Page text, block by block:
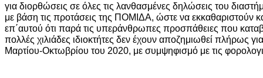
για διορθώσεις σε όλες τις λανθασμένες δηλώσεις του
με βάση τις προτάσεις της ΠΟΜΙΔΑ, ώστε να εκκαθαριστούν
επ΄αυτού ότι παρά τις υπεράνθρωπες προσπάθειες που
πολλές χιλιάδες ιδιοκτήτες δεν έχουν αποζημιωθεί πλήρως
Μαρτίου-Οκτωβρίου του 2020, με συμψηφισμό με τις